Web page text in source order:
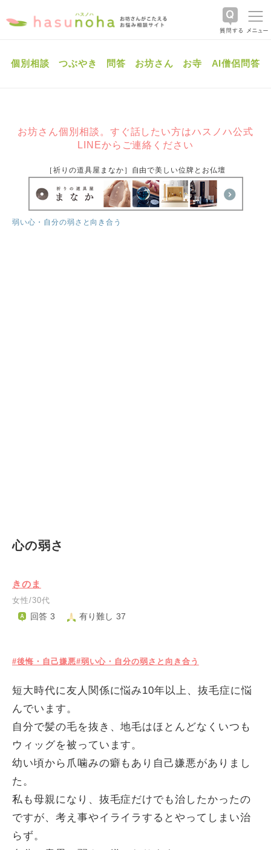
個別相談 つぶやき 問答 お坊さん お寺 AI僧侶問答
お坊さん個別相談。すぐ話したい方はハスノハ公式
LINEからご連絡ください
［祈りの道具屋まなか］自由で美しい位牌とお仏壇
弱い心・自分の弱さと向き合う
心の弱さ
きのま
女性/30代
回答 3 有り難し 37
#後悔・自己嫌悪#弱い心・自分の弱さと向き合う
短大時代に友人関係に悩み10年以上、抜毛症に悩
んでいます。
自分で髪の毛を抜き、地毛はほとんどなくいつも
ウィッグを被っています。
幼い頃から爪噛みの癖もあり自己嫌悪がありまし
た。
私も母親になり、抜毛症だけでも治したかったの
ですが、考え事やイライラするとやってしまい治
らず。